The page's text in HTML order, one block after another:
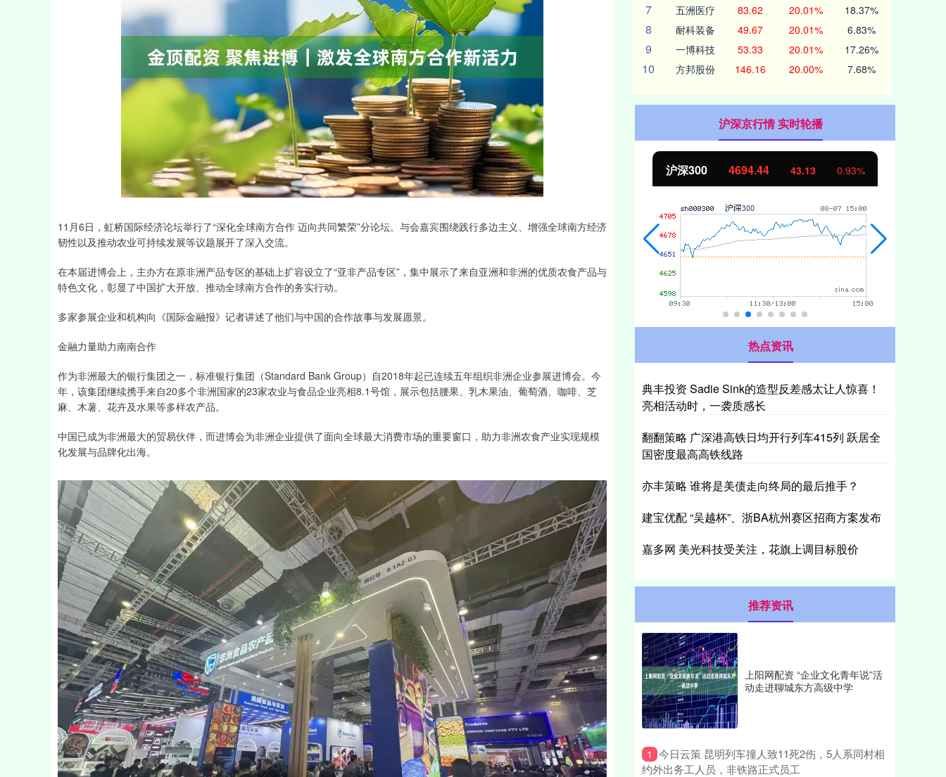
11月6日，虹桥国际经济论坛举行了“深化全球南方合作 迈向共同繁荣”分论坛。与会嘉宾围绕践行多边主义、增强全球南方经济
韧性以及推动农业可持续发展等议题展开了深入交流。
在本届进博会上，主办方在原非洲产品专区的基础上扩容设立了“亚非产品专区”，集中展示了来自亚洲和非洲的优质农食产品与
特色文化，彰显了中国扩大开放、推动全球南方合作的务实行动。
多家参展企业和机构向《国际金融报》记者讲述了他们与中国的合作故事与发展愿景。
金融力量助力南南合作
作为非洲最大的银行集团之一，标准银行集团（Standard Bank Group）自2018年起已连续五年组织非洲企业参展进博会。今
年，该集团继续携手来自20多个非洲国家的23家农业与食品企业亮相8.1号馆，展示包括腰果、乳木果油、葡萄酒、咖啡、芝
麻、木薯、花卉及水果等多样农产品。
中国已成为非洲最大的贸易伙伴，而进博会为非洲企业提供了面向全球最大消费市场的重要窗口，助力非洲农食产业实现规模
化发展与品牌化出海。
7 五洲医疗 83.62 20.01% 18.37%
8 耐科装备 49.67 20.01% 6.83%
9 一博科技 53.33 20.01% 17.26%
10 方邦股份 146.16 20.00% 7.68%
沪深京行情 实时轮播
深证成指 14311.01 200.89 1.42% 沪深300 4694.44 43.13 北证50 1134.24 11.37 1.01%
热点资讯
典丰投资 Sadie Sink的造型反差感太让人惊喜！
亮相活动时，一袭质感长
翻翻策略 广深港高铁日均开行列车415列 跃居全
国密度最高高铁线路
亦丰策略 谁将是美债走向终局的最后推手？
建宝优配 “吴越杯”、浙BA杭州赛区招商方案发布
嘉多网 美光科技受关注，花旗上调目标股价
推荐资讯
上阳网配资 “企业文化青年说”活
动走进聊城东方高级中学
1 ​今日云策 昆明列车撞人致11死2伤，5人系同村相
约外出务工人员，非铁路正式员工